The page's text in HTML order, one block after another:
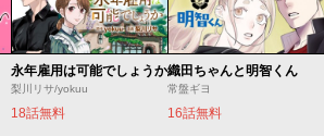
永年雇用は可能でしょうか
梨川リサ/yokuu
18話無料
織田ちゃんと明智くん
常盤ギヨ
16話無料